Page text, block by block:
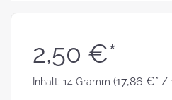
2,50 €*
Inhalt: 14 Gramm (17,86 €* /